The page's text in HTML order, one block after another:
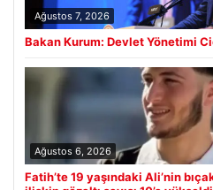
Ağustos 7, 2026
Bakan Kurum: Devlet Yönetimi
Ağustos 6, 2026
Fatih’te 19 yaşındaki Ali’nin